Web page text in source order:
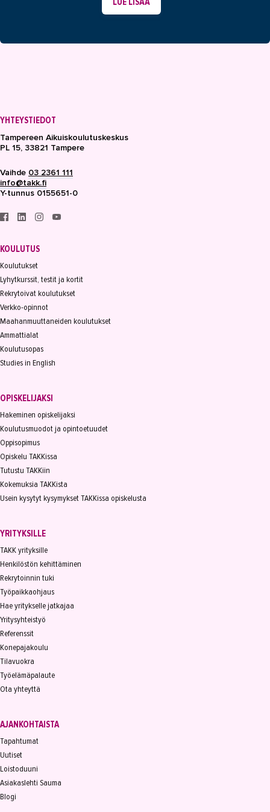
YHTEYSTIEDOT
Tampereen Aikuiskoulutuskeskus
PL 15, 33821 Tampere
Vaihde 03 2361 111
info@takk.fi
Y-tunnus 0155651-0
KOULUTUS
Koulutukset
Lyhytkurssit, testit ja kortit
Rekrytoivat koulutukset
Verkko-opinnot
Maahanmuuttaneiden koulutukset
Ammattialat
Koulutusopas
Studies in English
OPISKELIJAKSI
Hakeminen opiskelijaksi
Koulutusmuodot ja opintoetuudet
Oppisopimus
Opiskelu TAKKissa
Tutustu TAKKiin
Kokemuksia TAKKista
Usein kysytyt kysymykset TAKKissa opiskelusta
YRITYKSILLE
TAKK yrityksille
Henkilöstön kehittäminen
Rekrytoinnin tuki
Työpaikkaohjaus
Hae yritykselle jatkajaa
Yritysyhteistyö
Referenssit
Konepajakoulu
Tilavuokra
Työelämäpalaute
Ota yhteyttä
AJANKOHTAISTA
Tapahtumat
Uutiset
Loistoduuni
Asiakaslehti Sauma
Blogi